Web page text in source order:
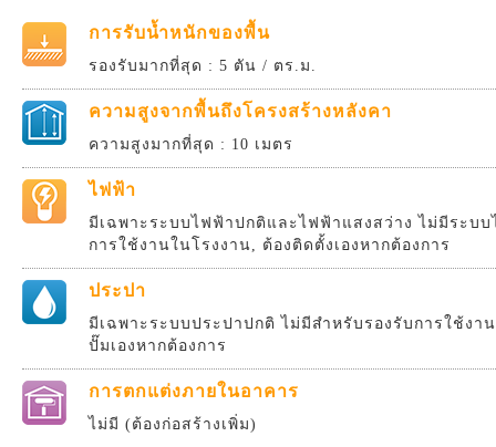
การรับน้ำหนักของพื้น
รองรับมากที่สุด : 5 ตัน / ตร.ม.
ความสูงจากพื้นถึงโครงสร้างหลังคา
ความสูงมากที่สุด : 10 เมตร
ไฟฟ้า
มีเฉพาะระบบไฟฟ้าปกติและไฟฟ้าแสงสว่าง ไม่มีระบ
การใช้งานในโรงงาน, ต้องติดตั้งเองหากต้องการ
ประปา
มีเฉพาะระบบประปาปกติ ไม่มีสำหรับรองรับการใช้ง
ปั๊มเองหากต้องการ
การตกแต่งภายในอาคาร
ไม่มี (ต้องก่อสร้างเพิ่ม)